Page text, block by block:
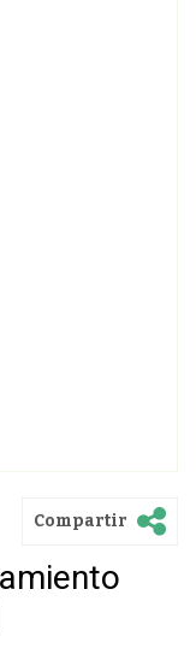
Compartir